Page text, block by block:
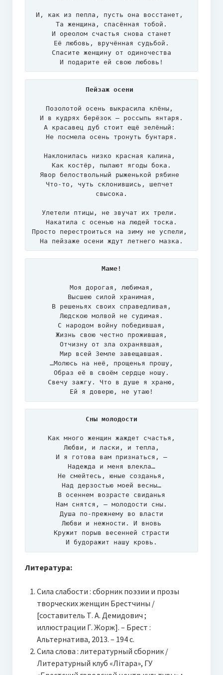
И, как из пепла, пусть она восстанет,
Та женщина, спасённая тобой.
И ореолом счастья снова станет
Её любовь, вручённая судьбой.
Спасите женщину от одиночества
И подарите ей свою любовь!
Пейзаж осени
Позолотой осень выкрасила клёны,
И в кудрях берёзок – россыпь янтаря.
А красавец дуб стоит ещё зелёный:
Не посмела осень тронуть бунтаря.
Наклонилась низко красная калина,
Как костёр, пылают ягоды бока.
Явор белоствольный рыженькой рябине
Что-то, чуть склонившись, шепчет
свысока.
Улетели птицы, не звучат их трели.
Накатила с осенью на людей тоска.
Просто перестроиться на зиму не успели,
На пейзаже осени ждут летнего мазка.
Маме!
Моя дорогая, любимая,
Высшею силой хранимая,
В решеньях своих справедливая,
Людскою молвой не судимая.
С народом войну победившая,
Жизнь свою честно прожившая,
Отчизну от зла охранявшая,
Мир всей Земле завещавшая.
…Молюсь на неё, прощенья прошу,
Образ её в своём сердце ношу.
Свечу зажгу. Что в душе я храню,
Ей я доверю, не утаю!
Сны молодости
Как много женщин жаждет счастья,
Любви, и ласки, и тепла,
И я готова вам признаться, –
Надежда и меня влекла…
Не смейтесь, юные созданья,
Над дерзостью моей весны…
В осеннем возрасте свиданья
Нам снятся, – молодости сны.
Душа по-прежнему во власти
Любви и нежности. И вновь
Кружит порыв весенней страсти
И будоражит нашу кровь.
Литература:
Сила слабости : сборник поэзии и прозы
творческих женщин Брестчины /
[составитель Т. А. Демидович ;
иллюстрации Г. Жорж]. – Брест :
Альтернатива, 2013. – 194 с.
Сила слова : литературный сборник /
Литературный клуб «Літара», ГУ